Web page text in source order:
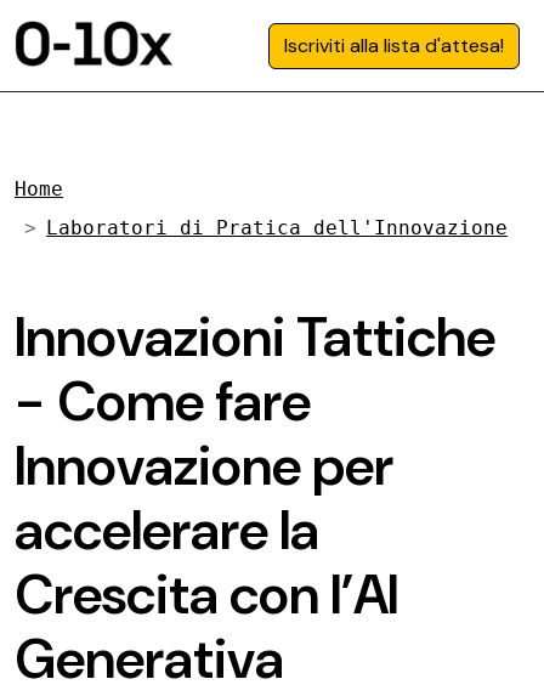
Iscriviti alla lista d'attesa!
Home
Laboratori di Pratica dell'Innovazione
Innovazioni Tattiche
- Come fare
Innovazione per
accelerare la
Crescita con l’AI
Generativa